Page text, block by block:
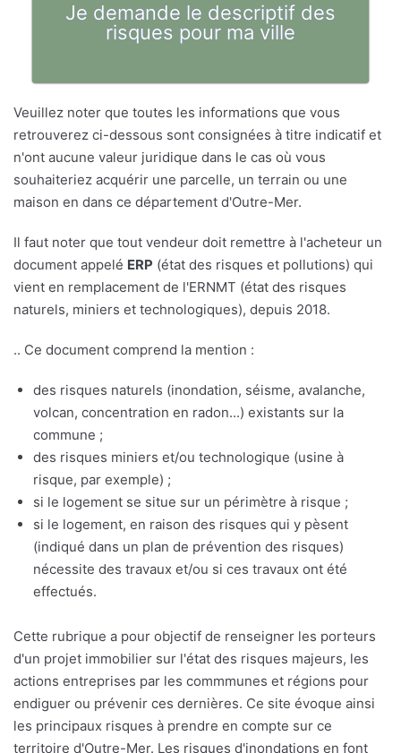
Je demande le descriptif des
risques pour ma ville
Veuillez noter que toutes les informations que vous
retrouverez ci-dessous sont consignées à titre indicatif et
n'ont aucune valeur juridique dans le cas où vous
souhaiteriez acquérir une parcelle, un terrain ou une
maison en dans ce département d'Outre-Mer.
Il faut noter que tout vendeur doit remettre à l'acheteur un
document appelé ERP (état des risques et pollutions) qui
vient en remplacement de l'ERNMT (état des risques
naturels, miniers et technologiques), depuis 2018.
.. Ce document comprend la mention :
des risques naturels (inondation, séisme, avalanche,
volcan, concentration en radon...) existants sur la
commune ;
des risques miniers et/ou technologique (usine à
risque, par exemple) ;
si le logement se situe sur un périmètre à risque ;
si le logement, en raison des risques qui y pèsent
(indiqué dans un plan de prévention des risques)
nécessite des travaux et/ou si ces travaux ont été
effectués.
Cette rubrique a pour objectif de renseigner les porteurs
d'un projet immobilier sur l'état des risques majeurs, les
actions entreprises par les commmunes et régions pour
endiguer ou prévenir ces dernières. Ce site évoque ainsi
les principaux risques à prendre en compte sur ce
territoire d'Outre-Mer. Les risques d'inondations en font